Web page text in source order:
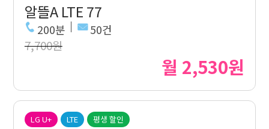
알뜰A LTE 77
200분 50건
7,700원
월 2,530원
LG U+ LTE 평생 할인